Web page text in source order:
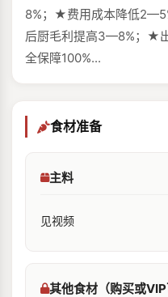
8%；★费用成本‌降低
后厨毛利‌提高3—8%；★
全‌保障100%...
食材准备
主料
见视频
其他食材（购买或VIP